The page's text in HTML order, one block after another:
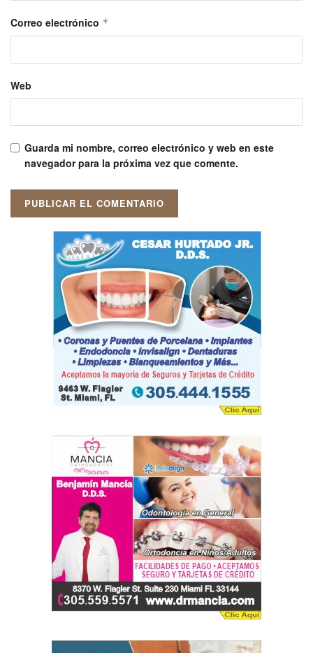
Correo electrónico *
Web
Guarda mi nombre, correo electrónico y web en este
navegador para la próxima vez que comente.